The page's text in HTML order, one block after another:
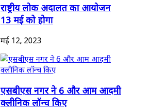
राष्ट्रीय लोक अदालत का आयोजन
13 मई को होगा
मई 12, 2023
एसबीएस नगर ने 6 और आम आदमी
क्लीनिक लॉन्च किए